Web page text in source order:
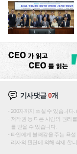
기사댓글0개
200자까지 쓰실 수 있습니다.
저작권 등 다른 사람의 권리
를 받을 수 있습니다.
타인에게 불쾌감을 주는 욕
리자의 판단에 의해 삭제 합니